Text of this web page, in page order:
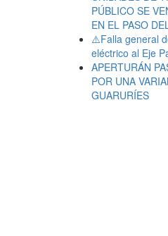
PÚBLICO SE
EN EL PASO
⚠️Falla general
eléctrico al Eje
APERTURÁN
POR UNA
GUARURÍES